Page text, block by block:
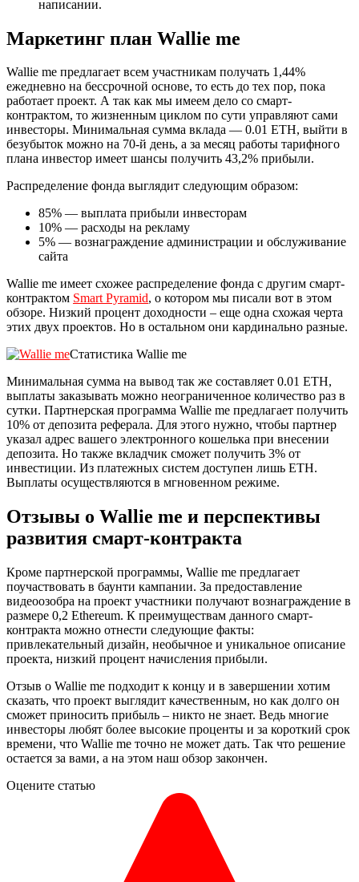
написании.
Маркетинг план Wallie me
Wallie me предлагает всем участникам получать 1,44%
ежедневно на бессрочной основе, то есть до тех пор, пока
работает проект. А так как мы имеем дело со смарт-
контрактом, то жизненным циклом по сути управляют сами
инвесторы. Минимальная сумма вклада — 0.01 ЕТН, выйти в
безубыток можно на 70-й день, а за месяц работы тарифного
плана инвестор имеет шансы получить 43,2% прибыли.
Распределение фонда выглядит следующим образом:
85% — выплата прибыли инвесторам
10% — расходы на рекламу
5% — вознаграждение администрации и обслуживание
сайта
Wallie me имеет схожее распределение фонда с другим смарт-
контрактом Smart Pyramid, о котором мы писали вот в этом
обзоре. Низкий процент доходности – еще одна схожая черта
этих двух проектов. Но в остальном они кардинально разные.
Статистика Wallie me
Минимальная сумма на вывод так же составляет 0.01 ETH,
выплаты заказывать можно неограниченное количество раз в
сутки. Партнерская программа Wallie me предлагает получить
10% от депозита реферала. Для этого нужно, чтобы партнер
указал адрес вашего электронного кошелька при внесении
депозита. Но также вкладчик сможет получить 3% от
инвестиции. Из платежных систем доступен лишь ETH.
Выплаты осуществляются в мгновенном режиме.
Отзывы о Wallie me и перспективы
развития смарт-контракта
Кроме партнерской программы, Wallie me предлагает
поучаствовать в баунти кампании. За предоставление
видеоозобра на проект участники получают вознаграждение в
размере 0,2 Ethereum. К преимуществам данного смарт-
контракта можно отнести следующие факты:
привлекательный дизайн, необычное и уникальное описание
проекта, низкий процент начисления прибыли.
Отзыв о Wallie me подходит к концу и в завершении хотим
сказать, что проект выглядит качественным, но как долго он
сможет приносить прибыль – никто не знает. Ведь многие
инвесторы любят более высокие проценты и за короткий срок
времени, что Wallie me точно не может дать. Так что решение
остается за вами, а на этом наш обзор закончен.
Оцените статью